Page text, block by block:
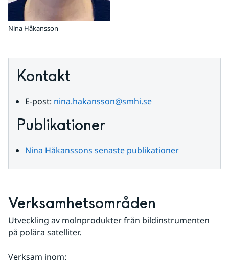
Nina Håkansson
Kontakt
E-post: nina.hakansson@smhi.se
Publikationer
Nina Håkanssons senaste publikationer
Verksamhetsområden
Utveckling av molnprodukter från bildinstrumenten
på polära satelliter.
Verksam inom: